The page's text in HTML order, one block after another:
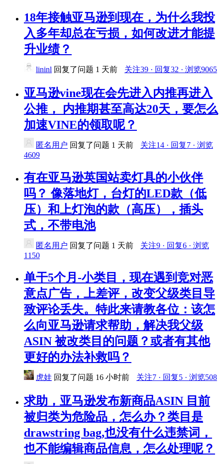
18年接触亚马逊到现在，为什么我投
入多年却总在亏损，如何改进才能提
升业绩？
lininl 回复了问题 1 天前 关注39 · 回复32 · 浏览9065
亚马逊vine现在会先进入内推再进入
公推， 内推期甚至高达20天，要怎么
加速VINE的领取呢？
匿名用户 回复了问题 1 天前
关注14 · 回复7 · 浏览
4609
有在亚马逊英国站卖灯具的小伙伴
吗？ 像落地灯，台灯的LED款（低
压）和上灯泡的款（高压），插头
式，不带电池
匿名用户 回复了问题 1 天前
关注9 · 回复6 · 浏览
1150
单干5个月-小类目，现在遇到竞对恶
意点广告，上差评，改变父级类目导
致评论丢失。特此来请教各位：该怎
么向亚马逊请求帮助，解决我父级
ASIN 被改类目的问题？或者有其他
更好的办法补救吗？
虎娃 回复了问题 16 小时前 关注7 · 回复5 · 浏览508
求助，亚马逊发布新商品ASIN 目前
被归类为危险品，怎么办？类目是
drawstring bag,也没有什么违禁词，
也不能编辑商品信息，怎么处理呢？